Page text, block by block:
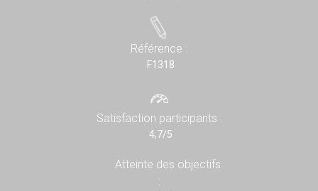
Référence :
F1318
Satisfaction participants :
4,7/5
Atteinte des objectifs
: